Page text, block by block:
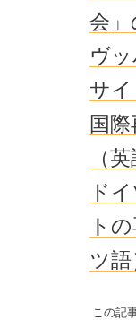
会」
ヴ
サイ
国
（英
ド
ト
ツ語
この記